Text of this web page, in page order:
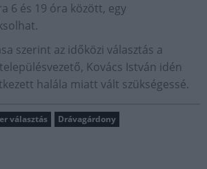
6 és 19 óra között, egy
szerint az időközi választás a
Kovács István idén
halála miatt vált szükségessé.
választás Drávagárdony